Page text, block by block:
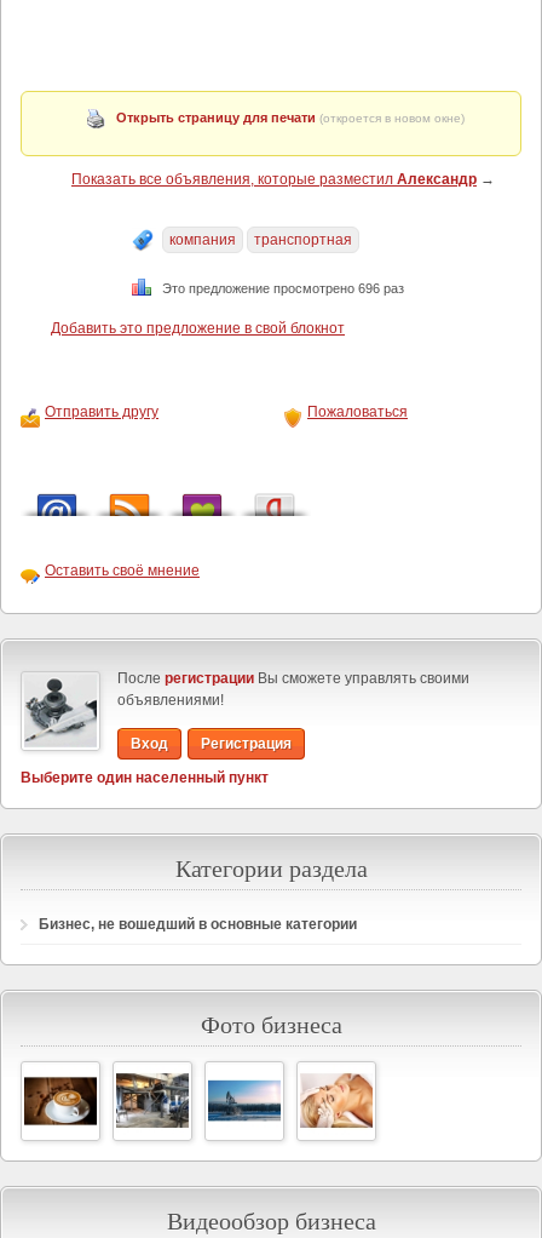
Открыть страницу для печати (откроется в новом окне)
Показать все объявления, которые разместил Александр →
компания транспортная
Это предложение просмотрено 696 раз
Добавить это предложение в свой блокнот
Отправить другу Пожаловаться
Оставить своё мнение
После регистрации Вы сможете управлять своими
объявлениями!
Вход
Регистрация
Выберите один населенный пункт
Категории раздела
Бизнес, не вошедший в основные категории
Фото бизнеса
Видеообзор бизнеса